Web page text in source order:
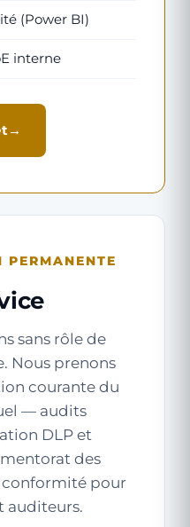
(Power BI)
interne
sans rôle de
Nous prenons
courante du
— audits
DLP et
des
conformité pour
auditeurs.